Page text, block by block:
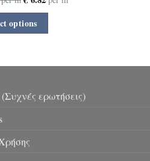
options
ερωτήσεις)